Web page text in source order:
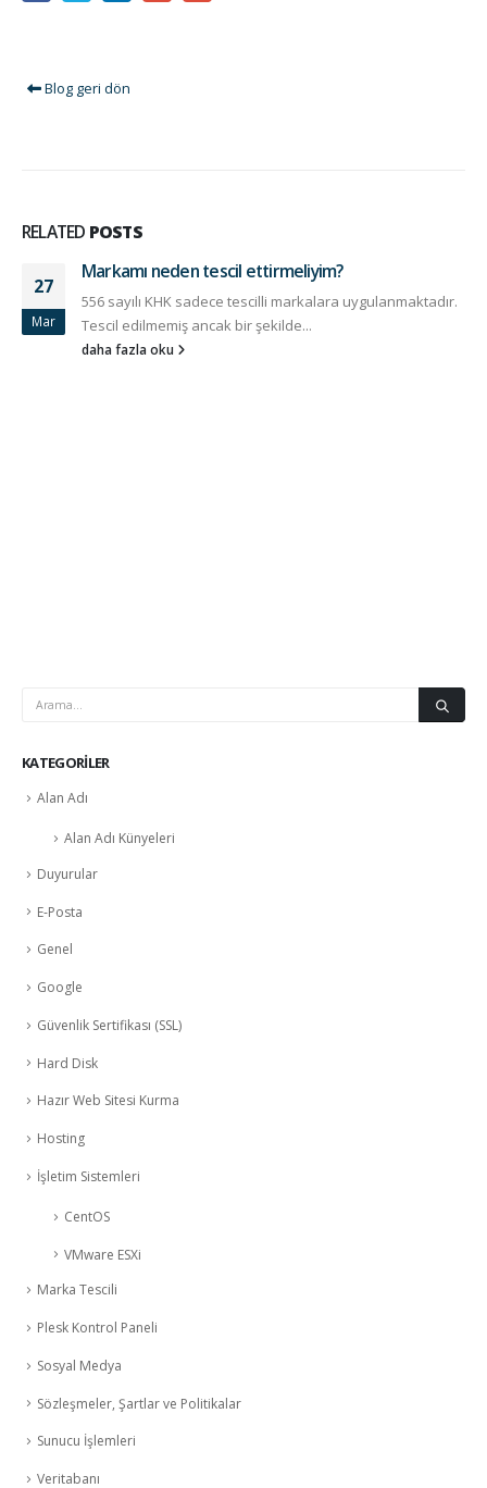
Blog geri dön
RELATED POSTS
27
Mar
Markamı neden tescil ettirmeliyim?
556 sayılı KHK sadece tescilli markalara uygulanmaktadır.
Tescil edilmemiş ancak bir şekilde...
daha fazla oku
KATEGORILER
Alan Adı
Alan Adı Künyeleri
Duyurular
E-Posta
Genel
Google
Güvenlik Sertifikası (SSL)
Hard Disk
Hazır Web Sitesi Kurma
Hosting
İşletim Sistemleri
CentOS
VMware ESXi
Marka Tescili
Plesk Kontrol Paneli
Sosyal Medya
Sözleşmeler, Şartlar ve Politikalar
Sunucu İşlemleri
Veritabanı